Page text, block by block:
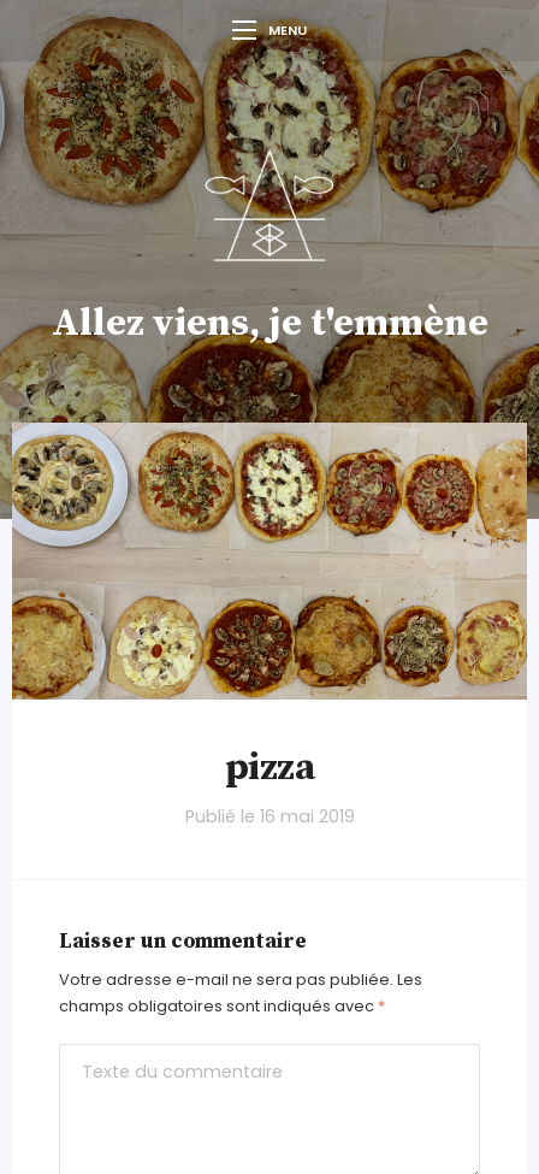
MENU
Allez viens, je t'emmène
pizza
Publié le 16 mai 2019
Laisser un commentaire
Votre adresse e-mail ne sera pas publiée. Les
champs obligatoires sont indiqués avec *